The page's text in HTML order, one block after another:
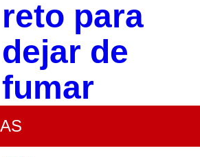
reto para
dejar de
fumar